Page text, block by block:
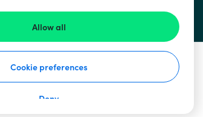
Allow all
Cookie preferences
Deny
údajů